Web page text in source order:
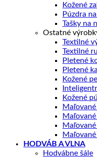
Kožené
Púzdra
Tašky na
Ostatné
Textilné
Textilné
Pletené
Pletené
Kožené
Kožené
HODVÁB A VLNA
Hodvábne šále